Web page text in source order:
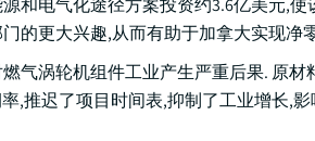
和电气化途径方案投资约3.6亿美元,
的更大兴趣,从而有助于加拿大实现净
气涡轮机组件工业产生严重后果. 原
,推迟了项目时间表,抑制了工业增长,影